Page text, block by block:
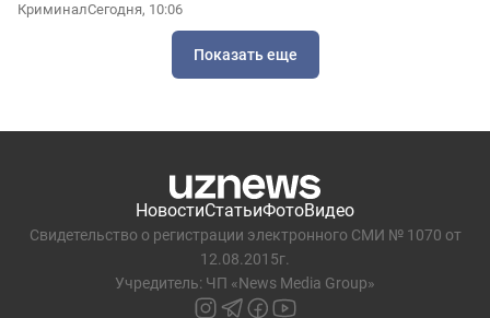
КриминалСегодня, 10:06
Показать еще
НовостиСтатьиФотоВидео
Свидетельство о регистрации электронного СМИ № 1070 от
12.08.2015г.
Учредитель: ЧП «News Media Group»